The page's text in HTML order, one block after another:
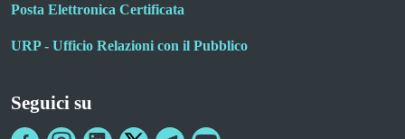
Posta Elettronica Certificata
URP - Ufficio Relazioni con il Pubblico
Seguici su